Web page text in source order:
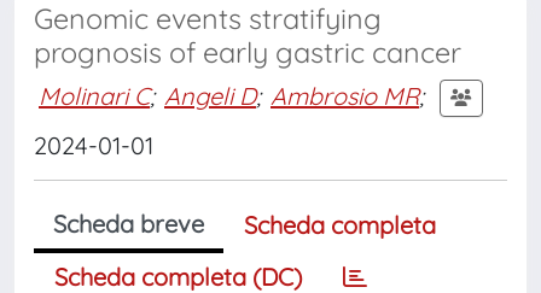
Genomic events stratifying
prognosis of early gastric cancer
Molinari C; Angeli D; Ambrosio MR;
2024-01-01
Scheda breve
Scheda completa
Scheda completa (DC)